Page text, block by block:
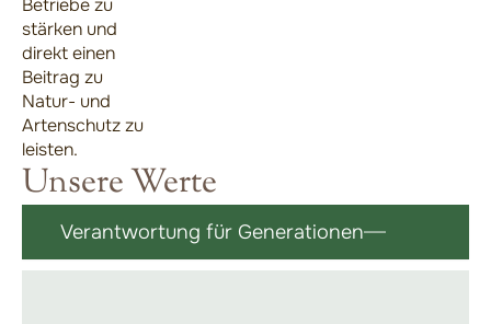
Betriebe zu
stärken und
direkt einen
Beitrag zu
Natur- und
Artenschutz zu
leisten.
Unsere Werte
Verantwortung für Generationen